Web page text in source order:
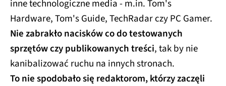
inne technologiczne media - m.in. Tom's
Hardware, Tom's Guide, TechRadar czy PC Gamer.
Nie zabrakło nacisków co do testowanych
sprzętów czy publikowanych treści, tak by nie
kanibalizować ruchu na innych stronach.
To nie spodobało się redaktorom, którzy zaczęli